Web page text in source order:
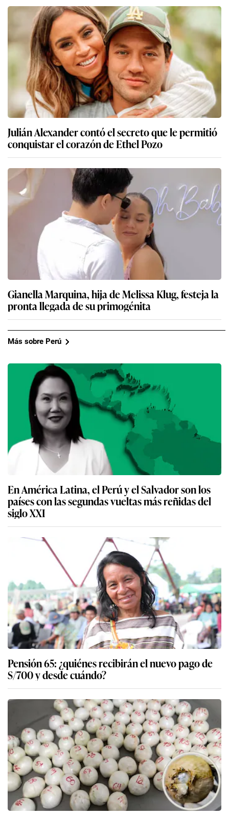
Julián Alexander contó el secreto que le permitió
conquistar el corazón de Ethel Pozo
Gianella Marquina, hija de Melissa Klug, festeja la
pronta llegada de su primogénita
Más sobre Perú
En América Latina, el Perú y el Salvador son los
países con las segundas vueltas más reñidas del
siglo XXI
Pensión 65: ¿quiénes recibirán el nuevo pago de
S/700 y desde cuándo?